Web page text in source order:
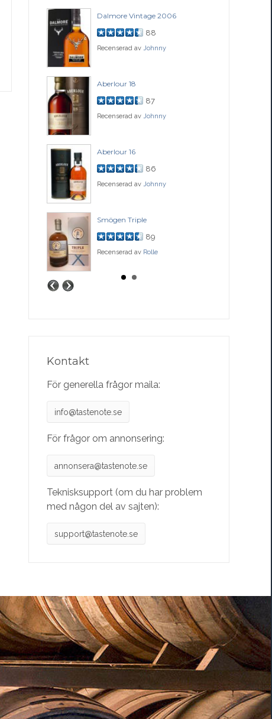
Dalmore Vintage 2006
88
Recenserad av Johnny
Aberlour 18
87
Recenserad av Johnny
Aberlour 16
86
Recenserad av Johnny
Smögen Triple
89
Recenserad av Rolle
Kontakt
För generella frågor maila:
info@tastenote.se
För frågor om annonsering:
annonsera@tastenote.se
Teknisksupport (om du har problem
med någon del av sajten):
support@tastenote.se